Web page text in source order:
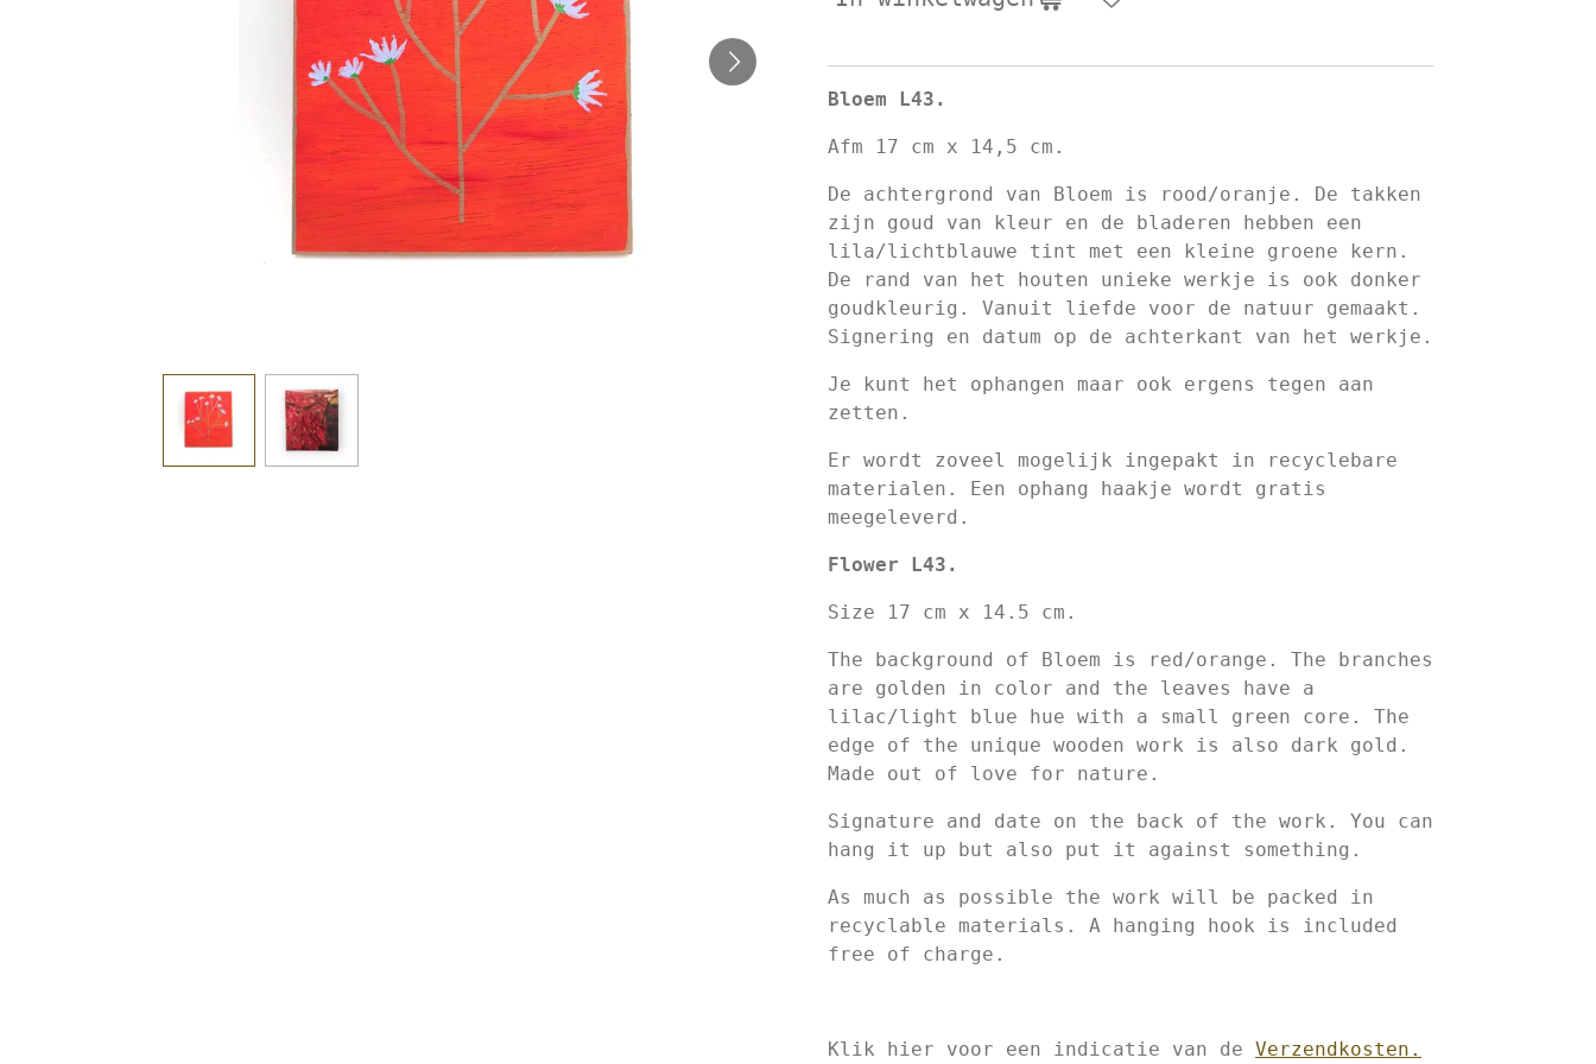
Bloem L43.
Afm 17 cm x 14,5 cm.
De achtergrond van Bloem is rood/oranje. De takken
zijn goud van kleur en de bladeren hebben een
lila/lichtblauwe tint met een kleine groene kern.
De rand van het houten unieke werkje is ook donker
goudkleurig. Vanuit liefde voor de natuur gemaakt.
Signering en datum op de achterkant van het werkje.
Je kunt het ophangen maar ook ergens tegen aan
zetten.
Er wordt zoveel mogelijk ingepakt in recyclebare
materialen. Een ophang haakje wordt gratis
meegeleverd.
Flower L43.
Size 17 cm x 14.5 cm.
The background of Bloem is red/orange. The branches
are golden in color and the leaves have a
lilac/light blue hue with a small green core. The
edge of the unique wooden work is also dark gold.
Made out of love for nature.
Signature and date on the back of the work. You can
hang it up but also put it against something.
As much as possible the work will be packed in
recyclable materials. A hanging hook is included
free of charge.
Klik hier voor een indicatie van de Verzendkosten.